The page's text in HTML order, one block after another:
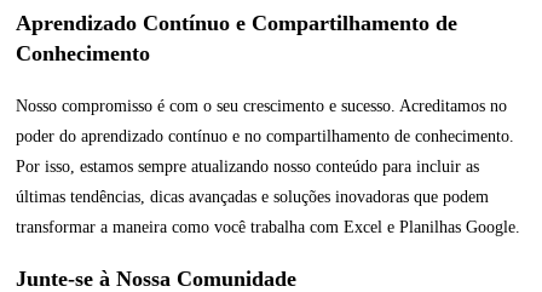
Aprendizado Contínuo e Compartilhamento de
Conhecimento
Nosso compromisso é com o seu crescimento e sucesso. Acreditamos no
poder do aprendizado contínuo e no compartilhamento de conhecimento.
Por isso, estamos sempre atualizando nosso conteúdo para incluir as
últimas tendências, dicas avançadas e soluções inovadoras que podem
transformar a maneira como você trabalha com Excel e Planilhas Google.
Junte-se à Nossa Comunidade